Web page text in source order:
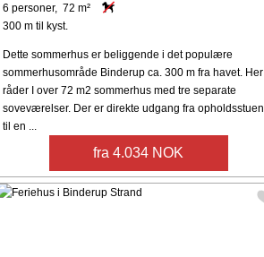
6 personer, 72 m²
300 m til kyst.
Dette sommerhus er beliggende i det populære
sommerhusområde Binderup ca. 300 m fra havet. Her
råder I over 72 m2 sommerhus med tre separate
soveværelser. Der er direkte udgang fra opholdsstuen
til en ...
fra 4.034 NOK